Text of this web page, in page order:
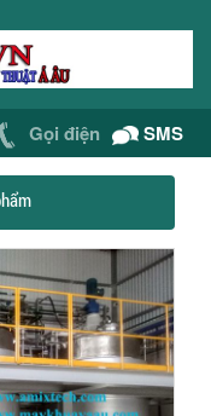
Gọi điện SMS